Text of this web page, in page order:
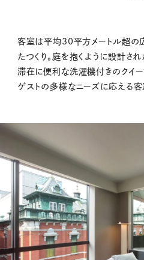
客室は平均30平方メートル超の広
たつくり。庭を抱くように設計さ
滞在に便利な洗濯機付きのクイー
ゲストの多様なニーズに応える客